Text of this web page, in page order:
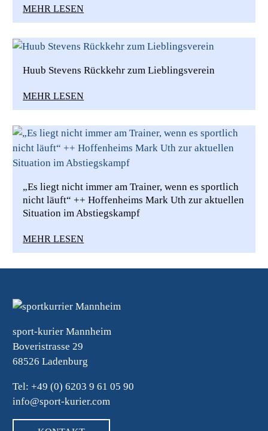
MEHR LESEN
Huub Stevens Rückkehr zum Lieblingsverein
MEHR LESEN
„Es liegt nicht immer am Trainer, wenn es sportlich
nicht läuft“ ++ Hoffenheims Mark Uth zur aktuellen
Situation im Abstiegskampf
MEHR LESEN
sport-kurier Mannheim
Boveristrasse 29
68526 Ladenburg
Tel: +49 (0) 6203 9 61 05 90
info@sport-kurier.com